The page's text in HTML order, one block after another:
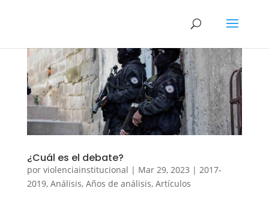
¿Cuál es el debate?
por violenciainstitucional | Mar 29, 2023 | 2017-
2019, Análisis, Años de análisis, Artículos